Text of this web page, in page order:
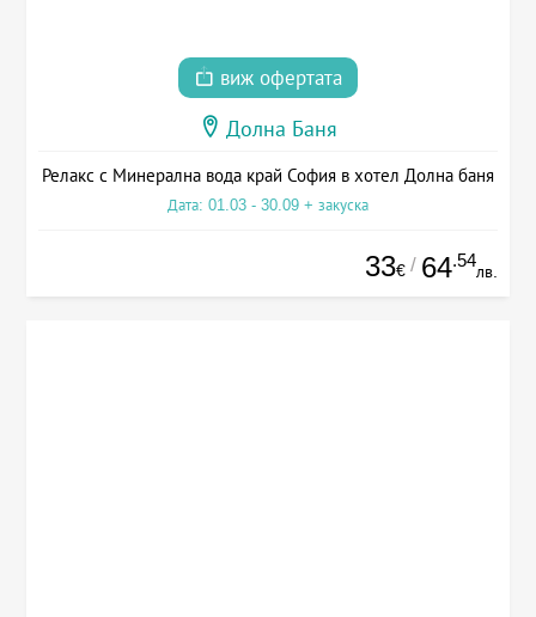
виж офертата
Долна Баня
Релакс с Минерална вода край София в хотел Долна баня
Дата: 01.03 - 30.09 + закуска
33€ / 64.54
лв.